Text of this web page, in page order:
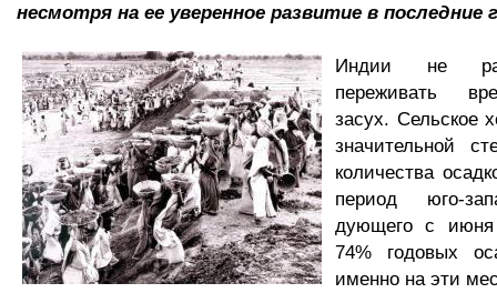
несмотря на ее уверенное развитие в последние
Индии не
переживать
засух. Сельское
значительной
количества
период юго-
дующего с
74% годовых
именно на эти